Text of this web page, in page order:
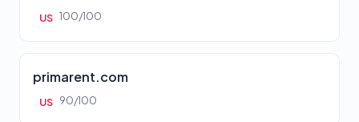
US 100/100
primarent.com
US 90/100